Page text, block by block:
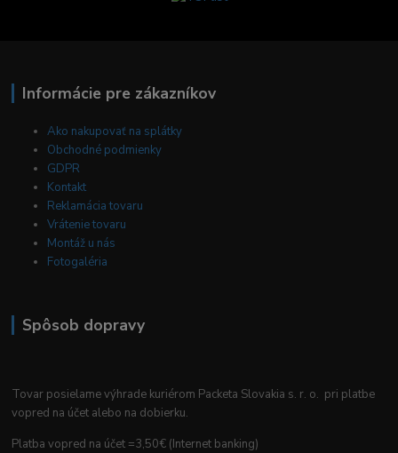
Informácie pre zákazníkov
Ako nakupovať na splátky
Obchodné podmienky
GDPR
Kontakt
Reklamácia tovaru
Vrátenie tovaru
Montáž u nás
Fotogaléria
Spôsob dopravy
Tovar posielame výhrade kuriérom Packeta Slovakia s. r. o. pri platbe
vopred na účet alebo na dobierku.
Platba vopred na účet =3,50€ (Internet banking)